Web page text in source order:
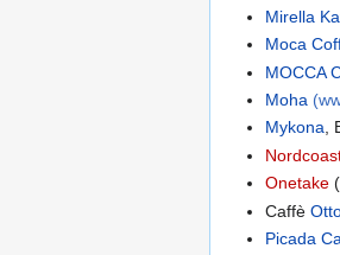
Mirella
Moca
MOCCA
Moha
Mykona,
Onetake
Caffè
Picada